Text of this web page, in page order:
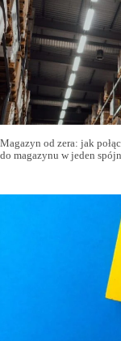
Magazyn od zera: jak
do magazynu w jeden